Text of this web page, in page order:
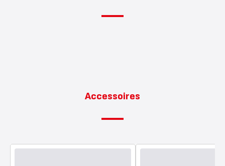
Accessoires